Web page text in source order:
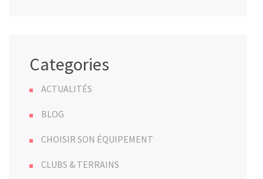
Categories
ACTUALITÉS
BLOG
CHOISIR SON ÉQUIPEMENT
CLUBS & TERRAINS